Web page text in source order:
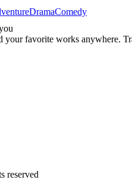
DramaComedy
your favorite works anywhere.
reserved